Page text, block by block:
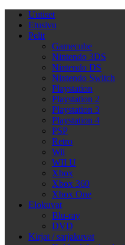
Uutiset
Etusivu
Pelit
Gamecube
Nintendo 3DS
Nintendo DS
Nintendo Switch
Playstation
Playstation 2
Playstation 3
Playstation 4
PSP
Retro
Wii
WII U
Xbox
Xbox 360
Xbox One
Elokuvat
Blu-ray
DVD
Kirjat / sarjakuvat